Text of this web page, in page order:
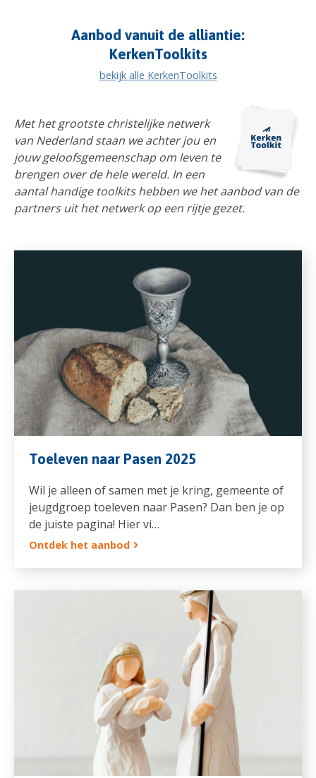
Aanbod vanuit de alliantie:
KerkenToolkits
bekijk alle KerkenToolkits
Met het grootste christelijke netwerk
van Nederland staan we achter jou en
jouw geloofsgemeenschap om leven te
brengen over de hele wereld. In een
aantal handige toolkits hebben we het aanbod van de
partners uit het netwerk op een rijtje gezet.
Toeleven naar Pasen 2025
Wil je alleen of samen met je kring, gemeente of
jeugdgroep toeleven naar Pasen? Dan ben je op
de juiste pagina! Hier vi…
Ontdek het aanbod